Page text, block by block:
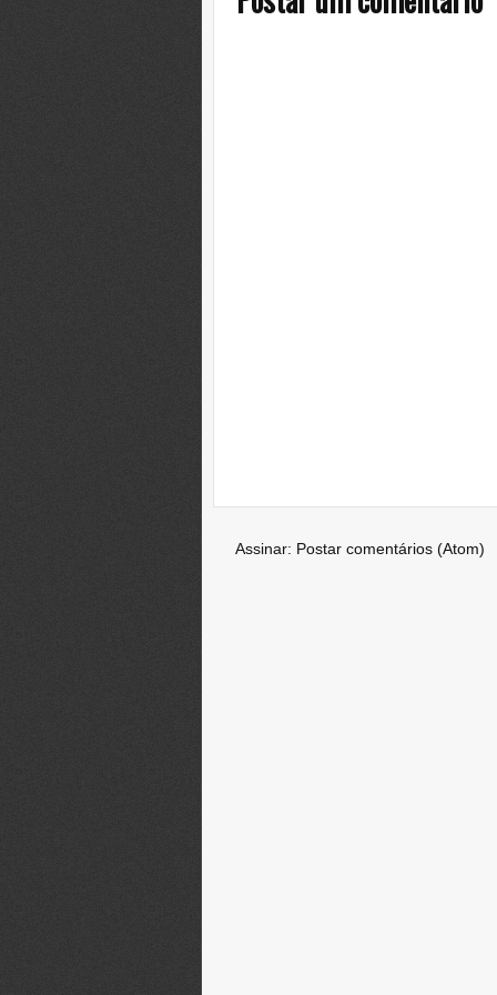
Assinar: Postar comentários (Atom)